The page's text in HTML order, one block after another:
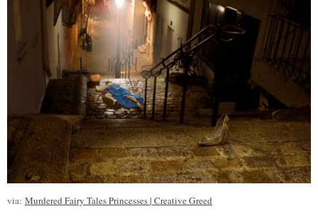
via: Murdered Fairy Tales Princesses | Creative Greed